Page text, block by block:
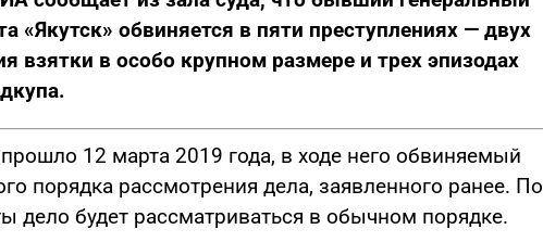
«Якутск» обвиняется в пяти преступлениях — двух
взятки в особо крупном размере и трех эпизодах
12 марта 2019 года, в ходе него обвиняемый
порядка рассмотрения дела, заявленного ранее. По
дело будет рассматриваться в обычном порядке.